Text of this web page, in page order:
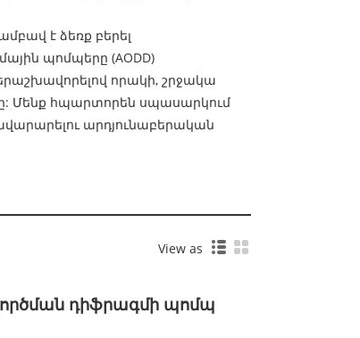
է ձեռք բերել
պոմպերը (AODD)
որակի, շրջակա
Մենք հպարտորեն սպասարկում
արդյունաբերական
View as
դիֆրագմի պոմպ